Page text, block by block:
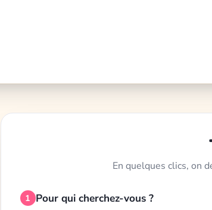
En quelques clics, on
1 Pour qui cherchez-vous ?